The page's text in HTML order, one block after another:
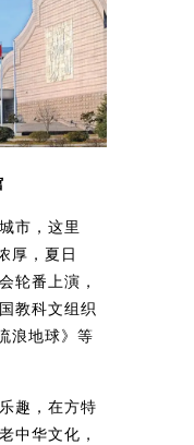
市，这里
厚，夏日
轮番上演，
教科文组织
浪地球》等
趣，在方特
中华文化，